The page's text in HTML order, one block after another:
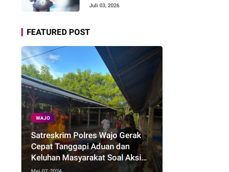
Expert Sharing Session
Juli 03, 2026
FEATURED POST
WAJO
Satreskrim Polres Wajo Gerak
Cepat Tanggapi Aduan dan
Keluhan Masyarakat Soal Aksi
Perjudian